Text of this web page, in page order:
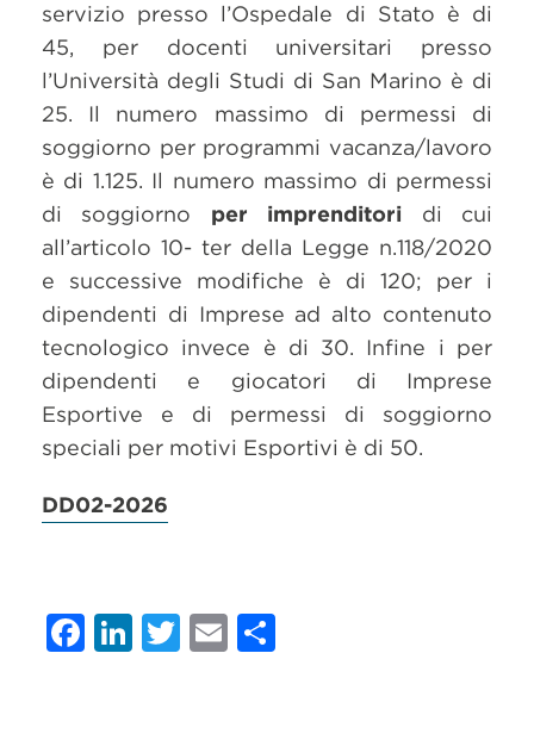
servizio presso l’Ospedale di Stato è di
45, per docenti universitari presso
l’Università degli Studi di San Marino è di
25. Il numero massimo di permessi di
soggiorno per programmi vacanza/lavoro
è di 1.125. Il numero massimo di permessi
di soggiorno per imprenditori di cui
all’articolo 10- ter della Legge n.118/2020
e successive modifiche è di 120; per i
dipendenti di Imprese ad alto contenuto
tecnologico invece è di 30. Infine i per
dipendenti e giocatori di Imprese
Esportive e di permessi di soggiorno
speciali per motivi Esportivi è di 50.
DD02-2026
Facebook
LinkedIn
Twitter
Email